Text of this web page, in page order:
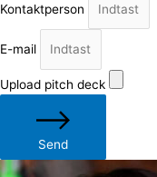
Kontaktperson
E-mail
Upload pitch deck
Send